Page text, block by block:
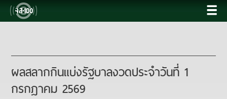
ผลสลากกินแบ่งรัฐบาลงวดประจำวันที่ 1
กรกฎาคม 2569